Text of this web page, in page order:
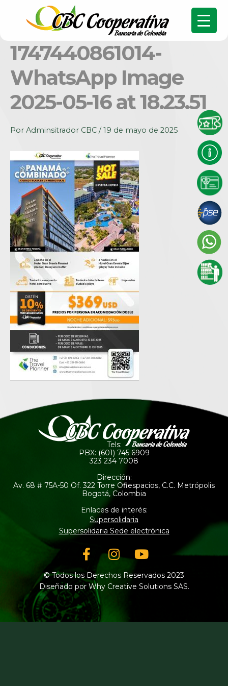
1747440861014-
WhatsApp Image
2025-05-16 at 18.23.51
Por Adminsitrador CBC /19 de mayo de 2025
Tels:
PBX: (601) 745 6909
323 234 7008
Dirección:
Av. 68 # 75A-50 Of. 322 Torre Ofiespacios, C.C. Metrópolis
Bogotá, Colombia
Enlaces de interés:
Supersolidaria
Supersolidaria Sede electrónica
Facebook-
f
Instagram
Youtube
© Todos los Derechos Reservados 2023
Diseñado por Why Creative Solutions SAS.